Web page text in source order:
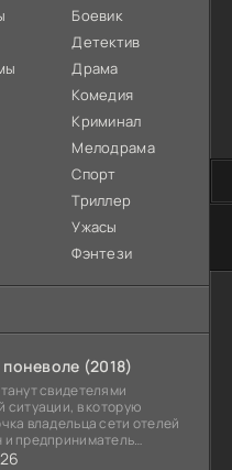
Боевик
Детектив
Драма
Комедия
Криминал
Мелодрама
Спорт
Триллер
Ужасы
Фэнтези
поневоле (2018)
свидетелями
ситуации, в которую
владельца сети отелей
предприниматель
главных героев